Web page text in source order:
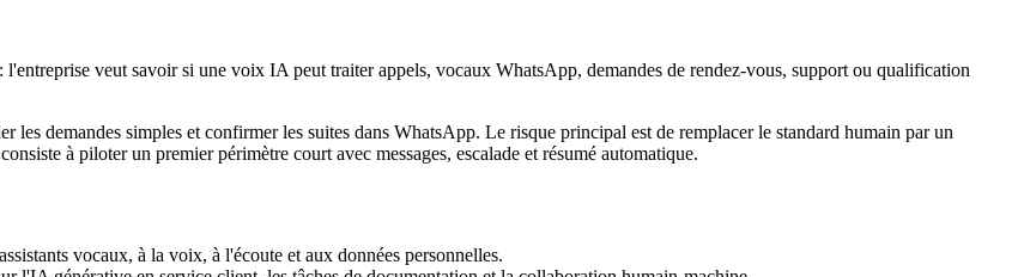
l'entreprise veut savoir si une voix IA peut traiter appels, vocaux WhatsApp, demandes de rendez-vous, support ou qualification
les demandes simples et confirmer les suites dans WhatsApp. Le risque principal est de remplacer le standard humain par un
à piloter un premier périmètre court avec messages, escalade et résumé automatique.
vocaux, à la voix, à l'écoute et aux données personnelles.